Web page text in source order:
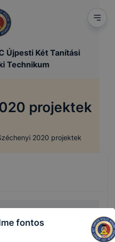
Újpesti Két Tanítási
Technikum
projektek
2020 projektek
fontos